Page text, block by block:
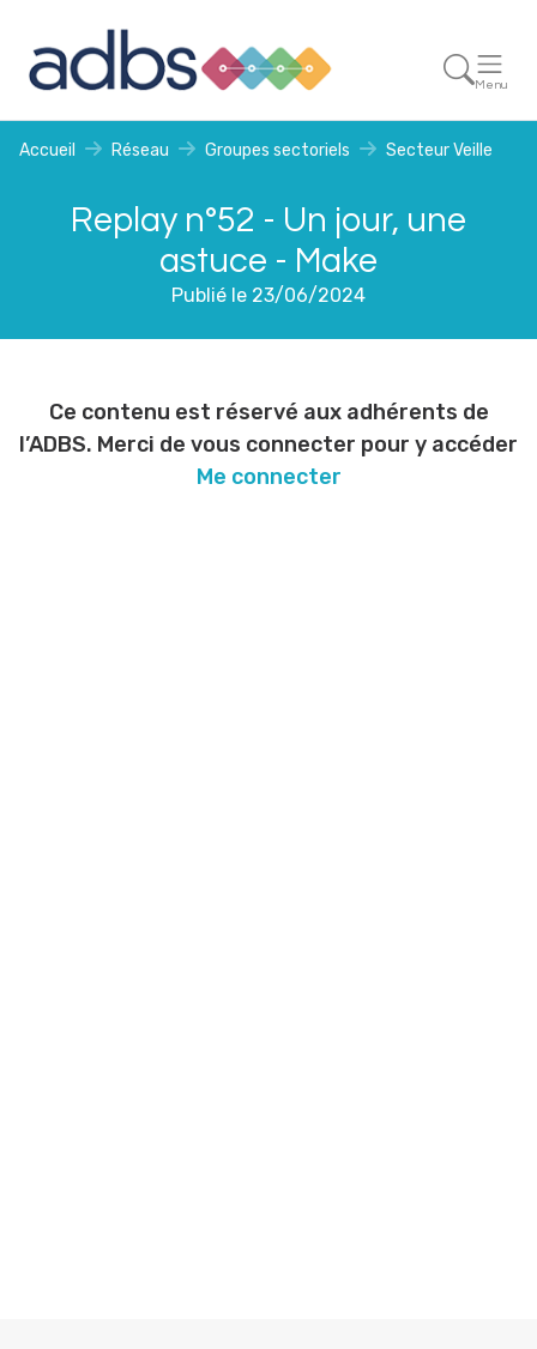
Menu
Accueil Réseau Groupes sectoriels Secteur Veille
Replay n°52 - Un jour, une
astuce - Make
Publié le 23/06/2024
Ce contenu est réservé aux adhérents de
l’ADBS. Merci de vous connecter pour y accéder
Me connecter